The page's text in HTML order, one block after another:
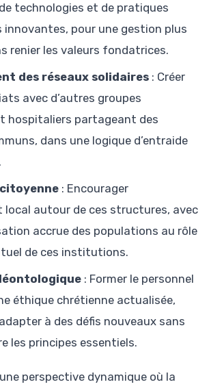
technologies et de pratiques
innovantes, pour une gestion plus
renier les valeurs fondatrices.
des réseaux solidaires : Créer
avec d’autres groupes
hospitaliers partageant des
dans une logique d’entraide
: Encourager
local autour de ces structures, avec
accrue des populations au rôle
de ces institutions.
: Former le personnel
éthique chrétienne actualisée,
à des défis nouveaux sans
les principes essentiels.
perspective dynamique où la